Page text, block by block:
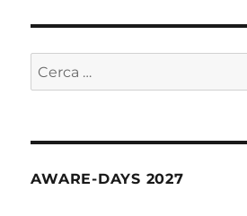
Cerca:
AWARE-DAYS 2027